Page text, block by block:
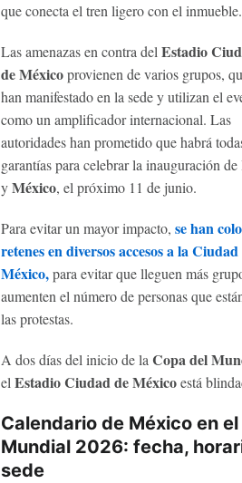
que conecta el tren ligero con el inmueble.
Las amenazas en contra delEstadio
de Méxicoprovienen de varios grupos,
han manifestado en la sede y utilizan el
como un amplificador internacional. Las
autoridades han prometido que habrá
garantías para celebrar la inauguración de
yMéxico, el próximo 11 de junio.
Para evitar un mayor impacto, se han
retenes en diversos accesos a la Ciudad
México,para evitar que lleguen más
aumenten el número de personas que
las protestas.
A dos días del inicio de laCopa del
elEstadio Ciudad de Méxicoestá
Calendario de México en el
Mundial 2026: fecha,
sede